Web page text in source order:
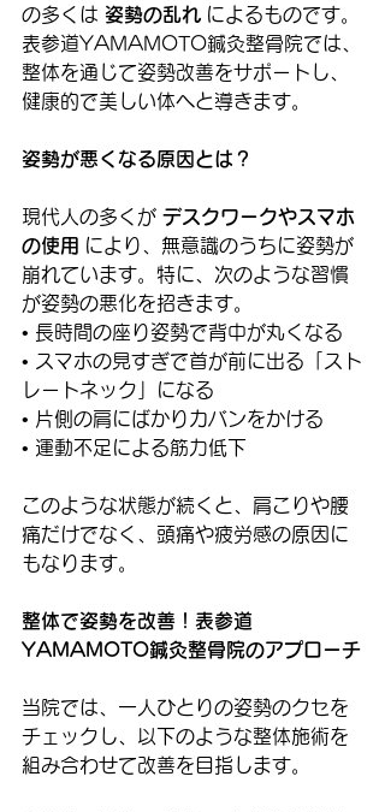
の多くは 姿勢の乱れ によるものです。
表参道YAMAMOTO鍼灸整骨院では、
整体を通じて姿勢改善をサポートし、
健康的で美しい体へと導きます。
姿勢が悪くなる原因とは？
現代人の多くが デスクワークやスマホ
の使用 により、無意識のうちに姿勢が
崩れています。特に、次のような習慣
が姿勢の悪化を招きます。
• 長時間の座り姿勢で背中が丸くなる
• スマホの見すぎで首が前に出る「スト
レートネック」になる
• 片側の肩にばかりカバンをかける
• 運動不足による筋力低下
このような状態が続くと、肩こりや腰
痛だけでなく、頭痛や疲労感の原因に
もなります。
整体で姿勢を改善！表参道
YAMAMOTO鍼灸整骨院のアプローチ
当院では、一人ひとりの姿勢のクセを
チェックし、以下のような整体施術を
組み合わせて改善を目指します。